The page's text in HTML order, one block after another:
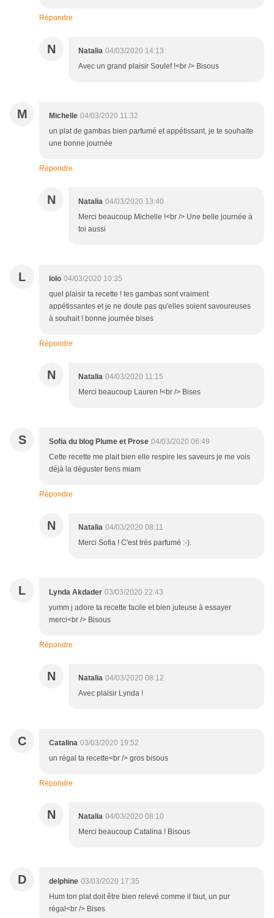
Répondre
N Natalia 04/03/2020 14:13
Avec un grand plaisir Soulef !<br /> Bisous
M Michelle 04/03/2020 11:32
un plat de gambas bien parfumé et appétissant, je te souhaite
une bonne journée
Répondre
N Natalia 04/03/2020 13:40
Merci beaucoup Michelle !<br /> Une belle journée à
toi aussi
L lolo 04/03/2020 10:35
quel plaisir ta recette ! tes gambas sont vraiment
appétissantes et je ne doute pas qu'elles soient savoureuses
à souhait ! bonne journée bises
Répondre
N Natalia 04/03/2020 11:15
Merci beaucoup Lauren !<br /> Bises
S Sofia du blog Plume et Prose 04/03/2020 06:49
Cette recette me plait bien elle respire les saveurs je me vois
déjà la déguster tiens miam
Répondre
N Natalia 04/03/2020 08:11
Merci Sofia ! C'est très parfumé :-).
L Lynda Akdader 03/03/2020 22:43
yumm j adore ta recette facile et bien juteuse à essayer
merci<br /> Bisous
Répondre
N Natalia 04/03/2020 08:12
Avec plaisir Lynda !
C Catalina 03/03/2020 19:52
un régal ta recette<br /> gros bisous
Répondre
N Natalia 04/03/2020 08:10
Merci beaucoup Catalina ! Bisous
D delphine 03/03/2020 17:35
Hum ton plat doit être bien relevé comme il faut, un pur
régal<br /> Bises